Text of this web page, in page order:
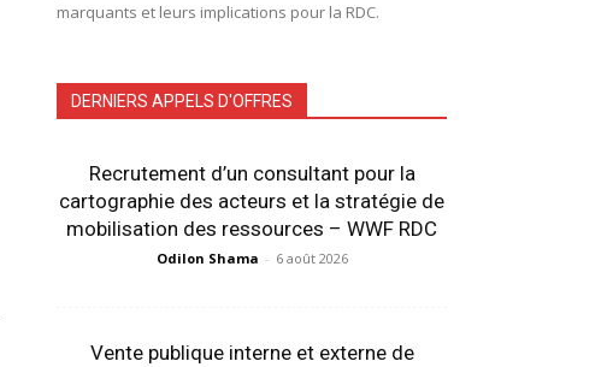
marquants et leurs implications pour la RDC.
DERNIERS APPELS D'OFFRES
Recrutement d’un consultant pour la
cartographie des acteurs et la stratégie de
mobilisation des ressources – WWF RDC
Odilon Shama - 6 août 2026
Vente publique interne et externe de